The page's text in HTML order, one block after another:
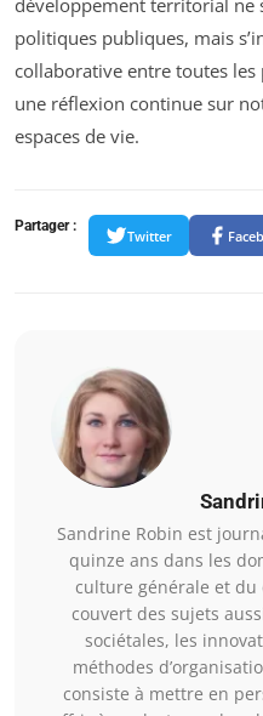
développement territorial ne
politiques publiques, mais
collaborative entre toutes
une réflexion continue sur
espaces de vie.
Partager :
Twitter
Sandrine Robin est
quinze ans dans les
culture générale et
couvert des sujets
sociétales, les
méthodes
consiste à mettre en